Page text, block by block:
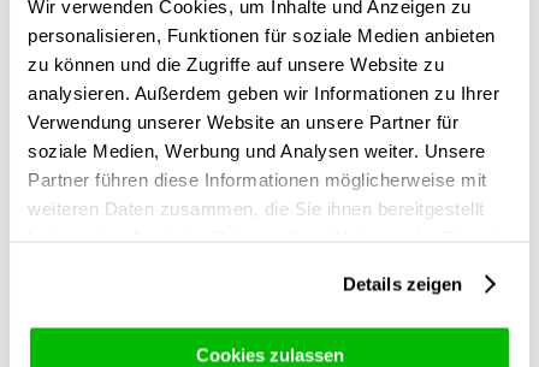
Wir verwenden Cookies, um Inhalte und Anzeigen zu
personalisieren, Funktionen für soziale Medien anbieten
zu können und die Zugriffe auf unsere Website zu
analysieren. Außerdem geben wir Informationen zu Ihrer
Verwendung unserer Website an unsere Partner für
soziale Medien, Werbung und Analysen weiter. Unsere
Partner führen diese Informationen möglicherweise mit
weiteren Daten zusammen, die Sie ihnen bereitgestellt
Details zeigen
Cookies zulassen
Banken/Partnern). All das passt zu moderner sozialer
Verantwortung.
Unsere Rosen aus Ecuador